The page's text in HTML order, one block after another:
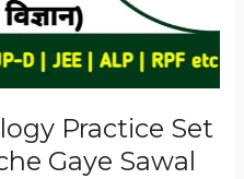
Practice Set
Gaye Sawal